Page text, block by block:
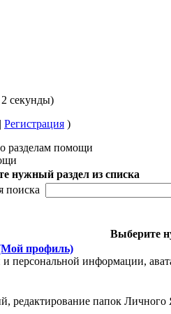
2 секунды)
| Регистрация )
разделам помощи
нужный раздел из списка
поиска
Выберите
профиль)
и персональной информации,
редактирование папок